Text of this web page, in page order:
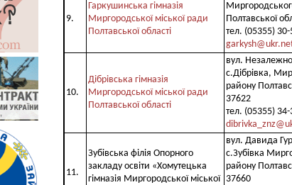
9.
Гаркушинська гімназія
Миргородської міської ради
Полтавської області
Полтавської
тел. (05355)
10.
Дібрівська гімназія
Миргородської міської ради
Полтавської області
вул.
с.Дібрівка,
району
37622
тел. (05355)
11.
Зубівська філія Опорного
закладу освіти «Хомутецька
гімназія Миргородської міської
вул. Давида
с.Зубівка
району
37660